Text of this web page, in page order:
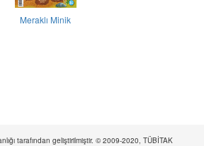
Meraklı Minik
tarafından geliştirilmiştir. © 2009-2020, TÜBİTAK